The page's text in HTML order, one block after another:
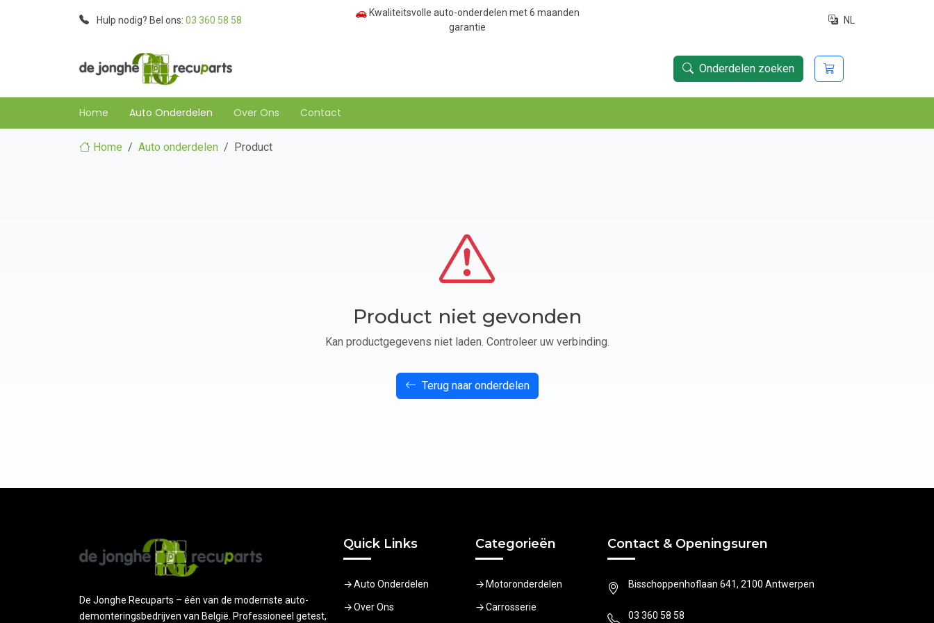
Hulp nodig? Bel ons: 03 360 58 58
🚗 Kwaliteitsvolle auto-onderdelen met 6 maanden
garantie
NL
Onderdelen zoeken
Home Auto Onderdelen Over Ons Contact
Home Auto onderdelen Product
Product niet gevonden
Kan productgegevens niet laden. Controleer uw verbinding.
Terug naar onderdelen
De Jonghe Recuparts – één van de modernste auto-
demonteringsbedrijven van België. Professioneel getest,
Quick Links
Auto Onderdelen
Over Ons
Categorieën
Motoronderdelen
Carrosserie
Contact & Openingsuren
Bisschoppenhoflaan 641, 2100 Antwerpen
03 360 58 58